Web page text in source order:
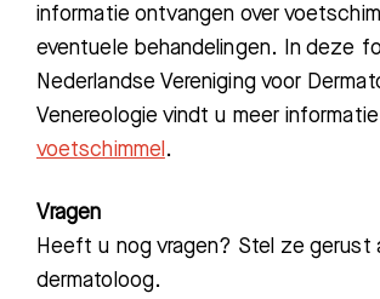
informatie ontvangen over
eventuele behandelingen. In deze
Nederlandse Vereniging voor
Venereologie vindt u meer
voetschimmel .
Vragen
Heeft u nog vragen? Stel ze gerust
dermatoloog.